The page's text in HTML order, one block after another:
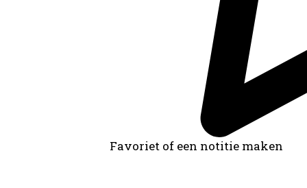
Favoriet of een notitie maken